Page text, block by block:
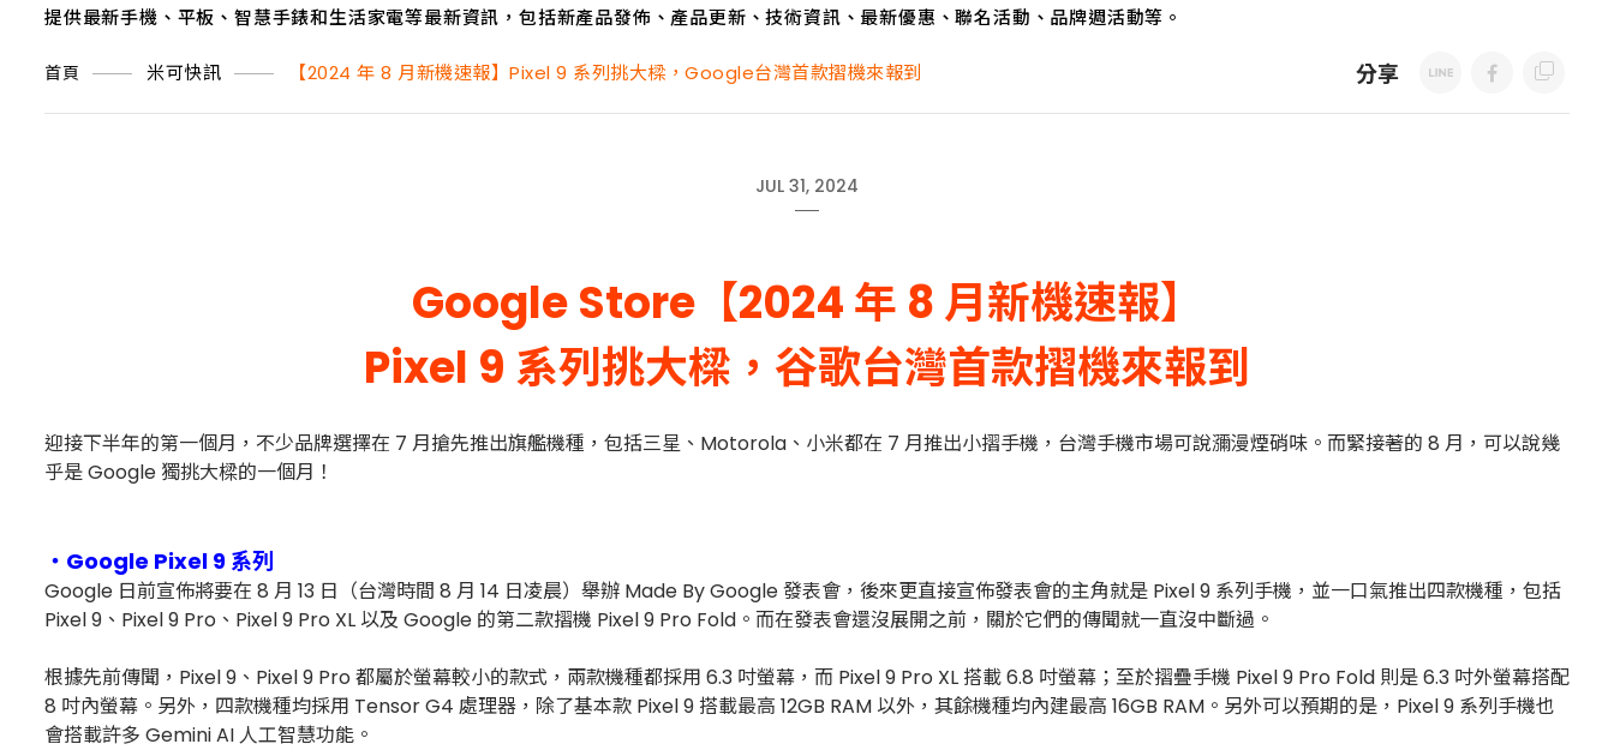
提供最新手機、平板、智慧手錶和生活家電等最新資訊，包括新產品發佈、產品更新、技術資訊、最新優惠、聯名活動、品牌週活動等。
首頁 米可快訊 【2024 年 8 月新機速報】Pixel 9 系列挑大樑，Google台灣首款摺機來報到 分享
JUL 31, 2024
Google Store【2024 年 8 月新機速報】
Pixel 9 系列挑大樑，谷歌台灣首款摺機來報到
迎接下半年的第一個月，不少品牌選擇在 7 月搶先推出旗艦機種，包括三星、Motorola、小米都在 7 月推出小摺手機，台灣手機市場可說瀰漫煙硝味。而緊接著的 8 月，可以說幾
乎是 Google 獨挑大樑的一個月！
・ Google Pixel 9 系列
Google 日前宣佈將要在 8 月 13 日（台灣時間 8 月 14 日凌晨）舉辦 Made By Google 發表會，後來更直接宣佈發表會的主角就是 Pixel 9 系列手機，並一口氣推出四款機種，包括
Pixel 9、Pixel 9 Pro、Pixel 9 Pro XL 以及 Google 的第二款摺機 Pixel 9 Pro Fold。而在發表會還沒展開之前，關於它們的傳聞就一直沒中斷過。
根據先前傳聞，Pixel 9、Pixel 9 Pro 都屬於螢幕較小的款式，兩款機種都採用 6.3 吋螢幕，而 Pixel 9 Pro XL 搭載 6.8 吋螢幕；至於摺疊手機 Pixel 9 Pro Fold 則是 6.3 吋外螢幕搭配
8 吋內螢幕。另外，四款機種均採用 Tensor G4 處理器，除了基本款 Pixel 9 搭載最高 12GB RAM 以外，其餘機種均內建最高 16GB RAM。另外可以預期的是，Pixel 9 系列手機也
會搭載許多 Gemini AI 人工智慧功能。